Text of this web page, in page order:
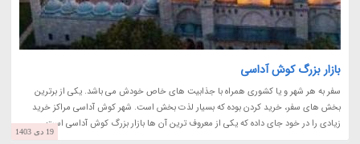
بازار بزرگ کوش آداسی
سفر به هر شهر و یا کشوری همراه با جذابیت های خاص خودش می باشد. یکی از برترین
بخش های سفر، خرید کردن بوده که بسیار لذت بخش است. شهر کوش آداسی مراکز خرید
زیادی را در خود جای داده که یکی از معروف ترین آن ها بازار بزرگ کوش آداسی است.
19 دی 1403